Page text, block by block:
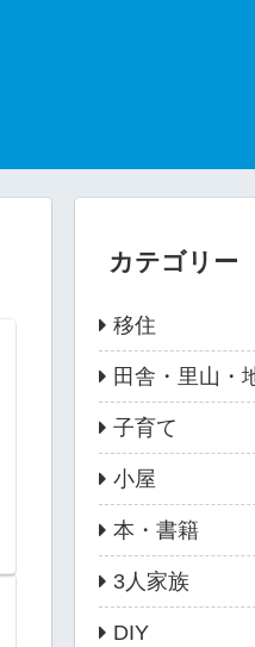
カテゴリー
移住
田舎・里山・
子育て
小屋
本・書籍
3人家族
DIY